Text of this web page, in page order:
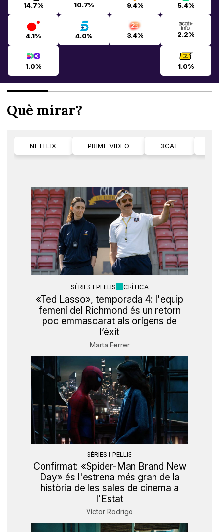
14.7% 10.7% 9.4% 5.4%
4.1% 4.0% 3.4% 2.2%
1.0% 1.0%
Què mirar?
NETFLIX PRIME VIDEO 3CAT
SÈRIES I PEL·LIS CRÍTICA
«Ted Lasso», temporada 4: l'equip
femení del Richmond és un retorn
poc emmascarat als orígens de
l’èxit
Marta Ferrer
SÈRIES I PEL·LIS
Confirmat: «Spider-Man Brand New
Day» és l'estrena més gran de la
història de les sales de cinema a
l'Estat
Víctor Rodrigo